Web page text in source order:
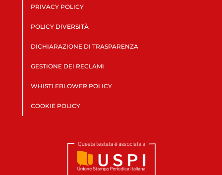
PRIVACY POLICY
POLICY DIVERSITÀ
DICHIARAZIONE DI TRASPARENZA
GESTIONE DEI RECLAMI
WHISTLEBLOWER POLICY
COOKIE POLICY